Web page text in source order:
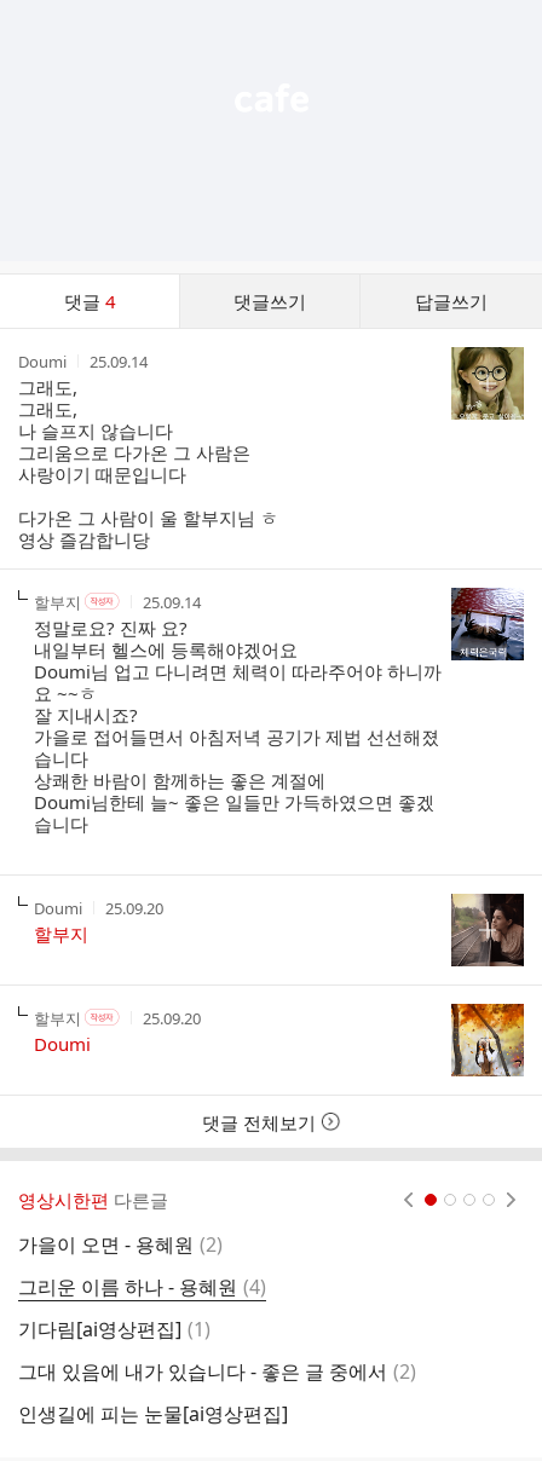
댓글 4 댓글쓰기 답글쓰기
작
성
자
Doumi
작
간
25.09.14
그래도,
그래도,
나 슬프지 않습니다
그리움으로 다가온 그 사람은
사랑이기 때문입니다
다가온 그 사람이 울 할부지님 ㅎ
영상 즐감합니당
작
성
자
할부지 작
성
자
본
인
여
부
작
자
작
성
시
간
25.09.14
정말로요? 진짜 요?
내일부터 헬스에 등록해야겠어요
Doumi님 업고 다니려면 체력이 따라주어야 하니까
요 ~~ㅎ
잘 지내시죠?
가을로 접어들면서 아침저녁 공기가 제법 선선해졌
습니다
상쾌한 바람이 함께하는 좋은 계절에
Doumi님한테 늘~ 좋은 일들만 가득하였으면 좋겠
습니다
작
성
자
Doumi
작
25.09.20
할부지
작
성
자
할부지 작
성
자
인
작
성
자
작
25.09.20
Doumi
댓글 전체보기
영상시한편 다른글
가을이 오면 - 용혜원 댓
(2)
그리운 이름 하나 - 용혜원 댓
글
(4)
기다림[ai영상편집] 댓
(1)
그대 있음에 내가 있습니다 - 좋은 글 중에서 댓
(2)
인생길에 피는 눈물[ai영상편집]